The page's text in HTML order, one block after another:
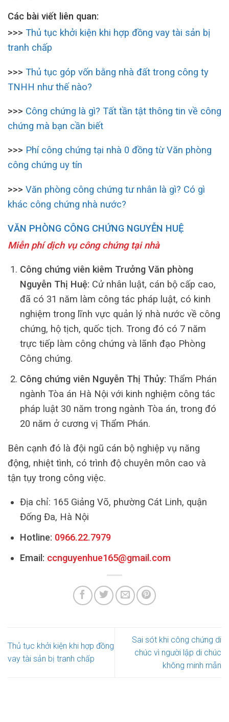
Các bài viết liên quan:
>>> Thủ tục khởi kiện khi hợp đồng vay tài sản bị
tranh chấp
>>> Thủ tục góp vốn bằng nhà đất trong công ty
TNHH như thế nào?
>>> Công chứng là gì? Tất tần tật thông tin về công
chứng mà bạn cần biết
>>> Phí công chứng tại nhà 0 đồng từ Văn phòng
công chứng uy tín
>>> Văn phòng công chứng tư nhân là gì? Có gì
khác công chứng nhà nước?
VĂN PHÒNG CÔNG CHỨNG NGUYỄN HUỆ
Miễn phí dịch vụ công chứng tại nhà
Công chứng viên kiêm Trưởng Văn phòng
Nguyễn Thị Huệ: Cử nhân luật, cán bộ cấp cao,
đã có 31 năm làm công tác pháp luật, có kinh
nghiệm trong lĩnh vực quản lý nhà nước về công
chứng, hộ tịch, quốc tịch. Trong đó có 7 năm
trực tiếp làm công chứng và lãnh đạo Phòng
Công chứng.
Công chứng viên Nguyễn Thị Thủy: Thẩm Phán
ngành Tòa án Hà Nội với kinh nghiệm công tác
pháp luật 30 năm trong ngành Tòa án, trong đó
20 năm ở cương vị Thẩm Phán.
Bên cạnh đó là đội ngũ cán bộ nghiệp vụ năng
động, nhiệt tình, có trình độ chuyên môn cao và
tận tụy trong công việc.
Địa chỉ: 165 Giảng Võ, phường Cát Linh, quận
Đống Đa, Hà Nội
Hotline: 0966.22.7979
Email: ccnguyenhue165@gmail.com
Thủ tục khởi kiện khi hợp đồng
vay tài sản bị tranh chấp
Sai sót khi công chứng di
chúc vì người lập di chúc
không minh mẫn